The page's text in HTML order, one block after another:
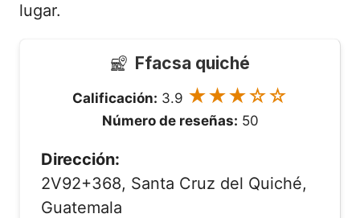
lugar.
Ffacsa quiché
Calificación: 3.9 ★★★☆☆
Número de reseñas: 50
Dirección:
2V92+368, Santa Cruz del Quiché,
Guatemala